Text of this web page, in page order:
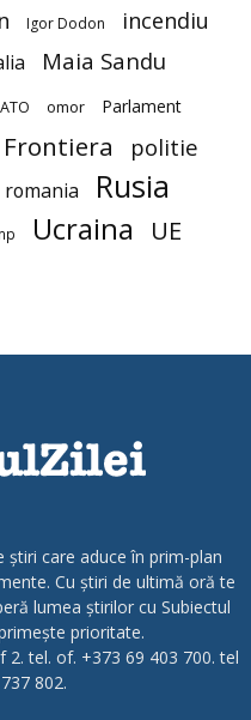
Igor Dodon incendiu
Maia Sandu
omor Parlament
politie
romania Rusia
Ucraina UE
care aduce în prim-plan
Cu știri de ultimă oră te
lumea știrilor cu Subiectul
prioritate.
2. tel. of. +373 69 403 700. tel
802.